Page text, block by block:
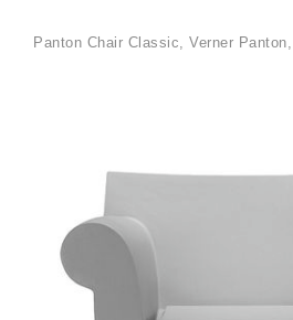
Panton Chair Classic, Verner